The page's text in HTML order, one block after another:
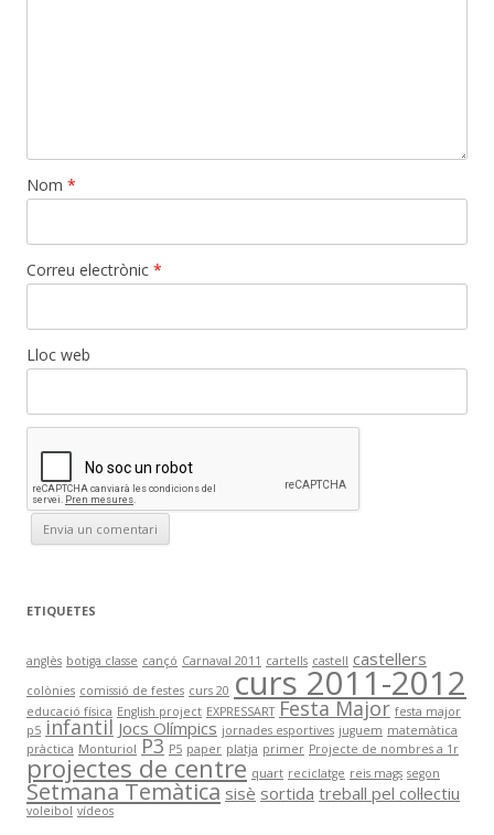
Nom *
Correu electrònic *
Lloc web
ETIQUETES
anglès botiga classe cançó Carnaval 2011 cartells castell castellers
colònies comissió de festes curs 20 curs 2011-2012
educació física English project EXPRESSART Festa Major festa major
p5 infantil Jocs Olímpics jornades esportives juguem matemàtica
pràctica Monturiol P3 P5 paper platja primer Projecte de nombres a 1r
projectes de centre quart reciclatge reis mags segon
Setmana Temàtica sisè sortida treball pel col·lectiu
voleibol vídeos